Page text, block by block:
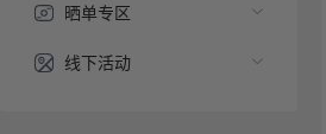
晒单专区
线下活动